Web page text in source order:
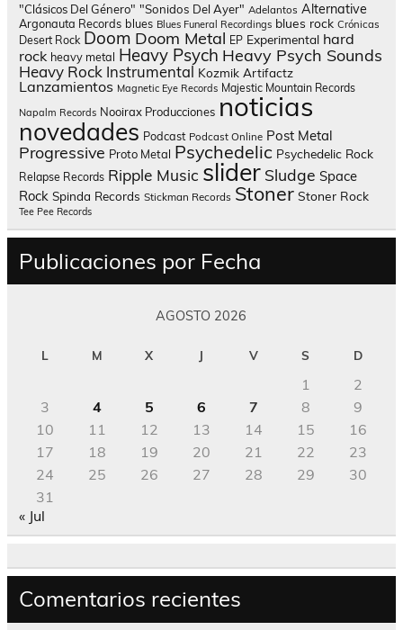
"Clásicos Del Género" "Sonidos Del Ayer" Adelantos Alternative
Argonauta Records blues Blues Funeral Recordings blues rock Crónicas
Desert Rock Doom Doom Metal EP Experimental hard
rock heavy metal Heavy Psych Heavy Psych Sounds
Heavy Rock Instrumental Kozmik Artifactz
Lanzamientos Magnetic Eye Records Majestic Mountain Records
Napalm Records Nooirax Producciones noticias
novedades Podcast Podcast Online Post Metal
Progressive Proto Metal Psychedelic Psychedelic Rock
Relapse Records Ripple Music slider Sludge Space
Rock Spinda Records Stickman Records Stoner Stoner Rock
Tee Pee Records
Publicaciones por Fecha
AGOSTO 2026
L M X J V S D
1
2
3
4 5 6 7 8
9
10
11 12 13 14 15
16
17
18 19 20 21 22
23
24
25 26 27 28 29
30
31
« Jul
Comentarios recientes